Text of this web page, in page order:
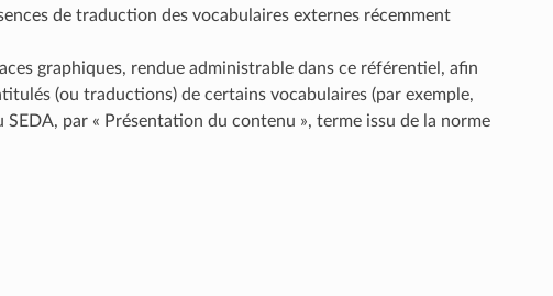
de traduction des vocabulaires externes récemment
graphiques, rendue administrable dans ce référentiel, afin
(ou traductions) de certains vocabulaires (par exemple,
SEDA, par « Présentation du contenu », terme issu de la norme